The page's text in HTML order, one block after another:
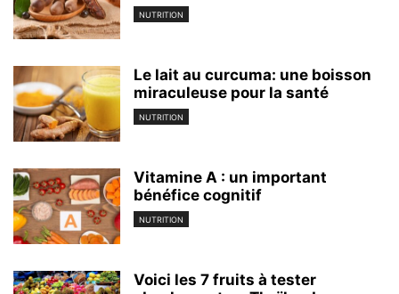
NUTRITION
Le lait au curcuma: une boisson
miraculeuse pour la santé
NUTRITION
Vitamine A : un important
bénéfice cognitif
NUTRITION
Voici les 7 fruits à tester